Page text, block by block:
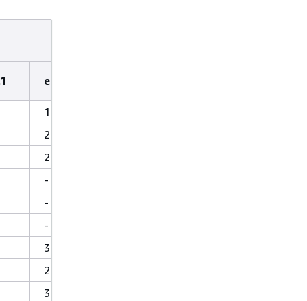
emr-6.0.0
1.11.711
2.7、3.7
2.12.10
-
-
-
3.7.2
2.2.3
3.1.2-